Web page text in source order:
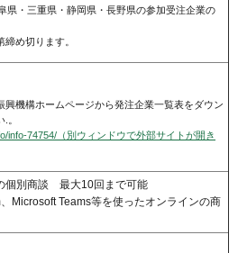
県・三重県・静岡県・長野県の参加受注企業の
め切ります。
興機構ホームページから発注企業一覧表をダウン
。
info-74754/（別ウィンドウで外部サイトが開き
個別商談 最大10回まで可能
Microsoft Teams等を使ったオンラインの商